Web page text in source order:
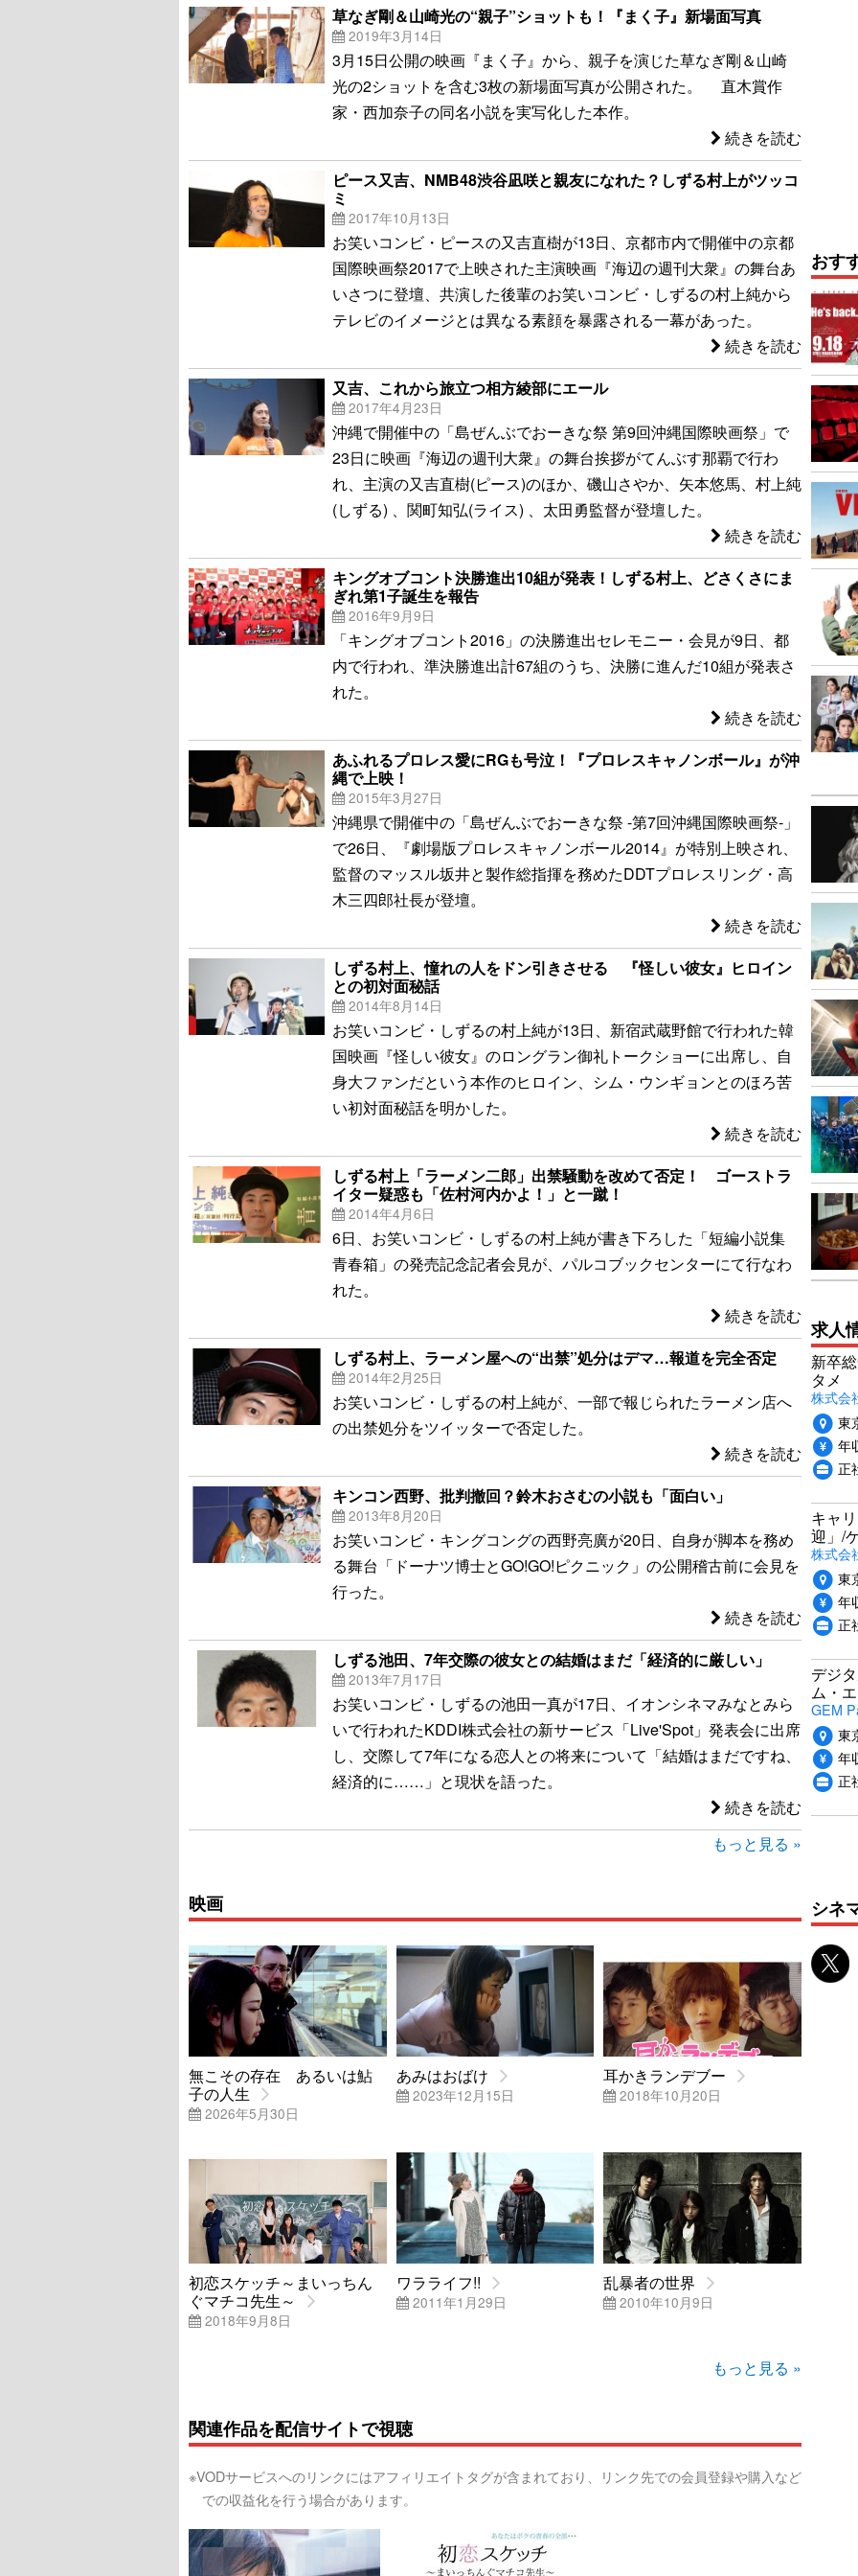
草なぎ剛＆山崎光の“親子”ショットも！『まく子』新場面写真
2019年3月14日
3月15日公開の映画『まく子』から、親子を演じた草なぎ剛＆山崎
光の2ショットを含む3枚の新場面写真が公開された。 直木賞作
家・西加奈子の同名小説を実写化した本作。
続きを読む
ピース又吉、NMB48渋谷凪咲と親友になれた？しずる村上がツッコ
ミ
2017年10月13日
お笑いコンビ・ピースの又吉直樹が13日、京都市内で開催中の京都
国際映画祭2017で上映された主演映画『海辺の週刊大衆』の舞台あ
いさつに登壇、共演した後輩のお笑いコンビ・しずるの村上純から
テレビのイメージとは異なる素顔を暴露される一幕があった。
続きを読む
又吉、これから旅立つ相方綾部にエール
2017年4月23日
沖縄で開催中の「島ぜんぶでおーきな祭 第9回沖縄国際映画祭」で
23日に映画『海辺の週刊大衆』の舞台挨拶がてんぶす那覇で行わ
れ、主演の又吉直樹(ピース)のほか、磯山さやか、矢本悠馬、村上純
(しずる) 、関町知弘(ライス) 、太田勇監督が登壇した。
続きを読む
キングオブコント決勝進出10組が発表！しずる村上、どさくさにま
ぎれ第1子誕生を報告
2016年9月9日
「キングオブコント2016」の決勝進出セレモニー・会見が9日、都
内で行われ、準決勝進出計67組のうち、決勝に進んだ10組が発表さ
れた。
続きを読む
あふれるプロレス愛にRGも号泣！『プロレスキャノンボール』が沖
縄で上映！
2015年3月27日
沖縄県で開催中の「島ぜんぶでおーきな祭 -第7回沖縄国際映画祭-」
で26日、『劇場版プロレスキャノンボール2014』が特別上映され、
監督のマッスル坂井と製作総指揮を務めたDDTプロレスリング・高
木三四郎社長が登壇。
続きを読む
しずる村上、憧れの人をドン引きさせる 『怪しい彼女』ヒロイン
との初対面秘話
2014年8月14日
お笑いコンビ・しずるの村上純が13日、新宿武蔵野館で行われた韓
国映画『怪しい彼女』のロングラン御礼トークショーに出席し、自
身大ファンだという本作のヒロイン、シム・ウンギョンとのほろ苦
い初対面秘話を明かした。
続きを読む
しずる村上「ラーメン二郎」出禁騒動を改めて否定！ ゴーストラ
イター疑惑も「佐村河内かよ！」と一蹴！
2014年4月6日
6日、お笑いコンビ・しずるの村上純が書き下ろした「短編小説集
青春箱」の発売記念記者会見が、パルコブックセンターにて行なわ
れた。
続きを読む
しずる村上、ラーメン屋への“出禁”処分はデマ…報道を完全否定
2014年2月25日
お笑いコンビ・しずるの村上純が、一部で報じられたラーメン店へ
の出禁処分をツイッターで否定した。
続きを読む
キンコン西野、批判撤回？鈴木おさむの小説も「面白い」
2013年8月20日
お笑いコンビ・キングコングの西野亮廣が20日、自身が脚本を務め
る舞台「ドーナツ博士とGO!GO!ピクニック」の公開稽古前に会見を
行った。
続きを読む
しずる池田、7年交際の彼女との結婚はまだ「経済的に厳しい」
2013年7月17日
お笑いコンビ・しずるの池田一真が17日、イオンシネマみなとみら
いで行われたKDDI株式会社の新サービス「Live'Spot」発表会に出席
し、交際して7年になる恋人との将来について「結婚はまだですね、
経済的に……」と現状を語った。
続きを読む
もっと見る »
映画
無こその存在 あるいは鮎
子の人生
2026年5月30日
あみはおばけ
2023年12月15日
耳かきランデブー
2018年10月20日
初恋スケッチ～まいっちん
ぐマチコ先生～
2018年9月8日
ワラライフ!!
2011年1月29日
乱暴者の世界
2010年10月9日
もっと見る »
関連作品を配信サイトで視聴
※VODサービスへのリンクにはアフィリエイトタグが含まれており、リンク先での会員登録や購入など
での収益化を行う場合があります。
おす
求人
新卒
タメ
株式会
東
年
正
キャ
迎」/
株式会
東
年
正
デジ
ム・
GEM
東
年
正
シネ